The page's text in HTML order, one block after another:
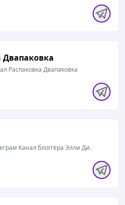
Двапаковка
Распаковка Двапаковка
Канал блоггера Элли Ди.